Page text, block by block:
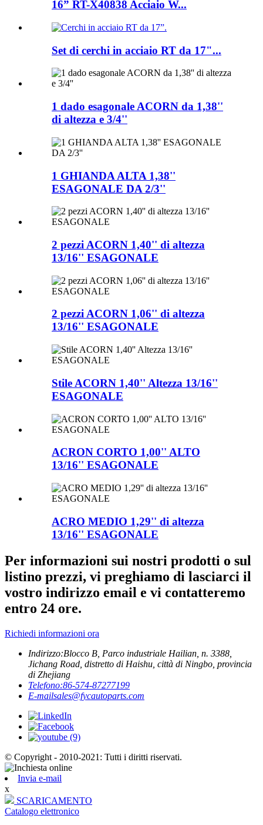
16” RT-X40838 Acciaio W...
Set di cerchi in acciaio RT da 17"...
1 dado esagonale ACORN da 1,38''
di altezza e 3/4''
1 GHIANDA ALTA 1,38''
ESAGONALE DA 2/3''
2 pezzi ACORN 1,40'' di altezza
13/16'' ESAGONALE
2 pezzi ACORN 1,06'' di altezza
13/16'' ESAGONALE
Stile ACORN 1,40'' Altezza 13/16''
ESAGONALE
ACRON CORTO 1,00'' ALTO
13/16'' ESAGONALE
ACRO MEDIO 1,29'' di altezza
13/16'' ESAGONALE
Per informazioni sui nostri prodotti o sul
listino prezzi, vi preghiamo di lasciarci il
vostro indirizzo email e vi contatteremo
entro 24 ore.
Richiedi informazioni ora
Indirizzo:Blocco B, Parco industriale Hailian, n. 3388,
Jichang Road, distretto di Haishu, città di Ningbo, provincia
di Zhejiang
Telefono:86-574-87277199
E-mailsales@fycautoparts.com
© Copyright - 2010-2021: Tutti i diritti riservati.
Invia e-mail
x
SCARICAMENTO
Catalogo elettronico